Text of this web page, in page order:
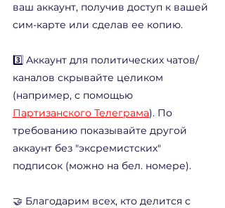
ваш аккаунт, получив доступ к вашей
сим-карте или сделав ее копию.
3️⃣ Аккаунт для политических чатов/
каналов скрывайте целиком
(например, с помощью
Партизанского Телеграма). По
требованию показывайте другой
аккаунт без "эксремистских"
подписок (можно на бел. номере).
🤝 Благодарим всех, кто делится с